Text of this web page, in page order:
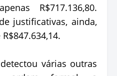
R$717.136,80.
justificativas, ainda,
várias outras